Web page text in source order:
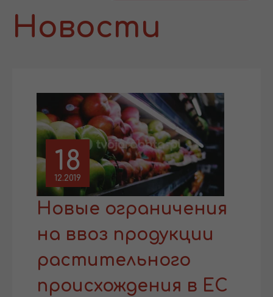
Новости
18
12.2019
Новые ограничения
на ввоз продукции
растительного
происхождения в ЕС